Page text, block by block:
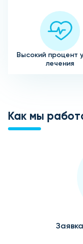
Высокий процент
лечения
Как мы